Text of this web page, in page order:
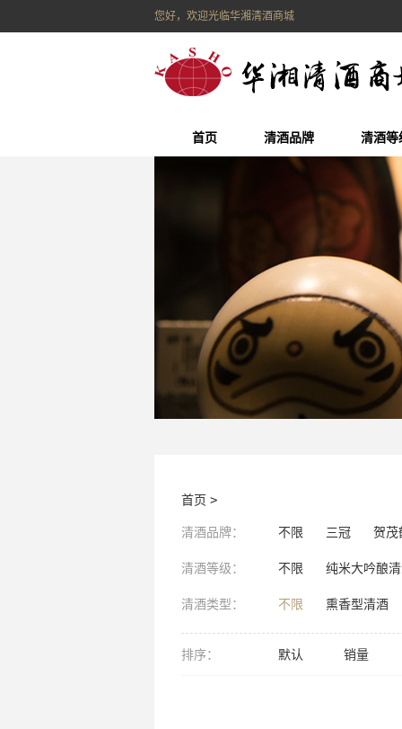
您好，欢迎光临华湘清酒商城
首页 清酒品牌 清酒等
首页 >
清酒品牌： 不限 三冠 贺茂
清酒等级： 不限 纯米大吟酿
清酒类型： 不限 熏香型清酒
排序： 默认 销量